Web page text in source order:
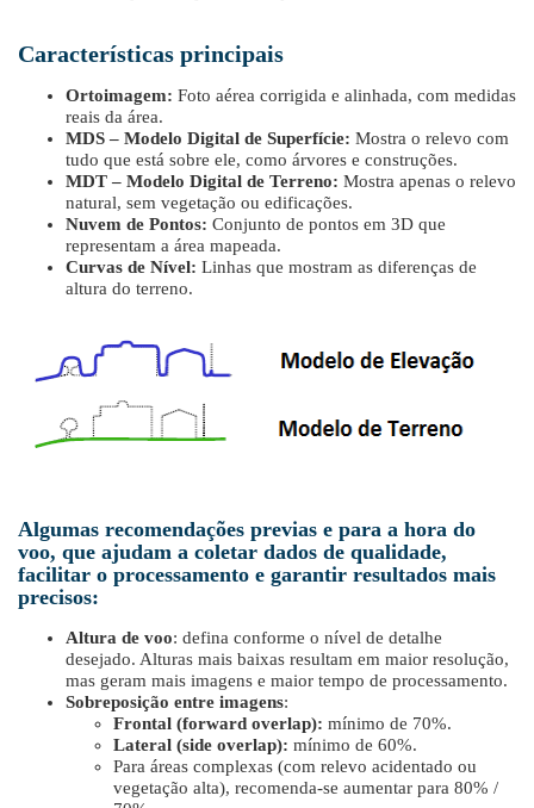
Características principais
Ortoimagem: Foto aérea corrigida e alinhada, com medidas
reais da área.
MDS – Modelo Digital de Superfície: Mostra o relevo com
tudo que está sobre ele, como árvores e construções.
MDT – Modelo Digital de Terreno: Mostra apenas o relevo
natural, sem vegetação ou edificações.
Nuvem de Pontos: Conjunto de pontos em 3D que
representam a área mapeada.
Curvas de Nível: Linhas que mostram as diferenças de
altura do terreno.
Algumas recomendações previas e para a hora do
voo, que ajudam a coletar dados de qualidade,
facilitar o processamento e garantir resultados mais
precisos:
Altura de voo: defina conforme o nível de detalhe
desejado. Alturas mais baixas resultam em maior resolução,
mas geram mais imagens e maior tempo de processamento.
Sobreposição entre imagens:
Frontal (forward overlap): mínimo de 70%.
Lateral (side overlap): mínimo de 60%.
Para áreas complexas (com relevo acidentado ou
vegetação alta), recomenda-se aumentar para 80% /